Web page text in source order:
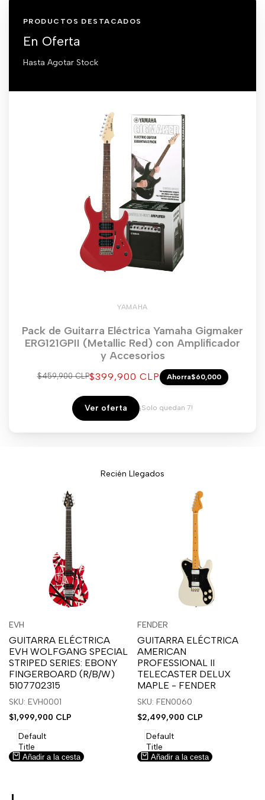
PRODUCTOS DESTACADOS
En Oferta
Hasta Agotar Stock
YAMAHA
Pack de Guitarra Eléctrica Yamaha Gigmaker
ERG121GPII (Metallic Red) con Amplificador
y Accesorios
Precio
$459,900 CLPPrecio
venta
$399,900 CLP Ahorra$60,000
Ver oferta ¡Solo quedan 7!
Recién Llegados
sesión
para
usar
la
lista
deseos.
para
usar
Compare
Proveedor:
EVH
GUITARRA ELÉCTRICA
EVH WOLFGANG SPECIAL
STRIPED SERIES: EBONY
FINGERBOARD (R/B/W)
5107702315
SKU: EVH0001
Precio
venta
$1,999,900 CLP
Default
Title
Añadir a la cesta
sesión
para
usar
la
lista
deseos.
sesión
para
usar
Compare
Vista
Proveedor:
FENDER
GUITARRA ELÉCTRICA
AMERICAN
PROFESSIONAL II
TELECASTER DELUX
MAPLE - FENDER
SKU: FEN0060
Precio
venta
$2,499,900 CLP
Default
Title
Añadir a la cesta